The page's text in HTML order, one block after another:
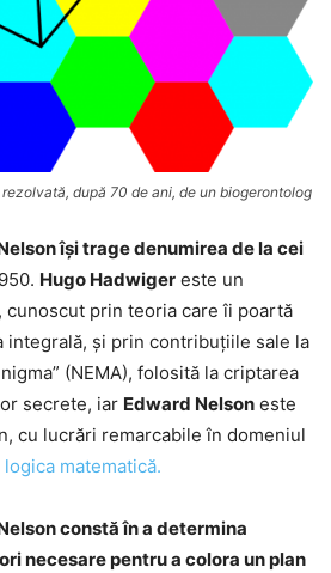
după 70 de ani, de un biogerontolog
îşi trage denumirea de la cei
Hugo Hadwiger este un
cunoscut prin teoria care îi poartă
integrală, şi prin contribuţiile sale la
(NEMA), folosită la criptarea
secrete, iar Edward Nelson este
cu lucrări remarcabile în domeniul
logica matematică.
constă în a determina
necesare pentru a colora un plan